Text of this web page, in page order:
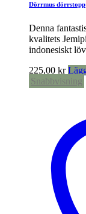
Dörrmus dörrstopp
Denna
kvalitets
indonesiskt
225,00 kr
Snabbvisning